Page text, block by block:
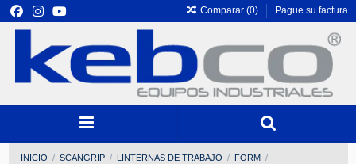
Comparar (0) Pague su factura
INICIO SCANGRIP LINTERNAS DE TRABAJO
FORM